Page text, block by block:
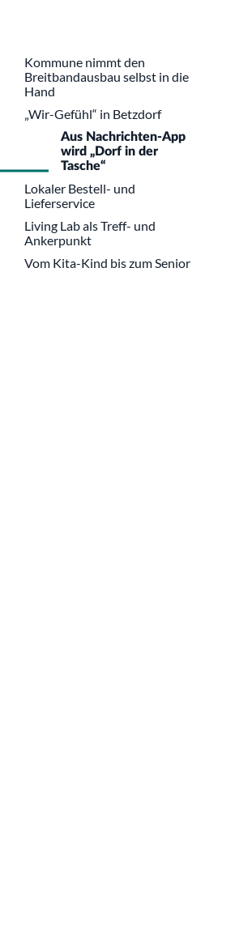
Kommune nimmt den
Breitbandausbau selbst in die
Hand
„Wir-Gefühl“ in Betzdorf
Aus Nachrichten-App
wird „Dorf in der
Tasche“
Lokaler Bestell- und
Lieferservice
Living Lab als Treff- und
Ankerpunkt
Vom Kita-Kind bis zum Senior